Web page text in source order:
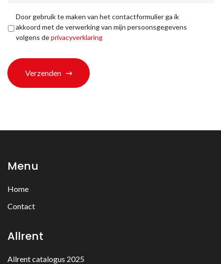
ons
terechtgekomen?
Privacyverklaring *
Door gebruik te maken van het contactformulier ga ik
akkoord met de verwerking van mijn persoonsgegevens
volgens deprivacyverklaring
Verzenden
Menu
Home
Contact
Allrent
Allrent catalogus 2025